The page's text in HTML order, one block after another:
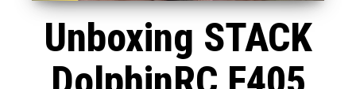
Unboxing STACK